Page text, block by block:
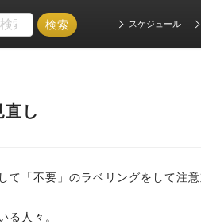
スケジュール
直し
「不要」のラベリングをして注意
る人々。